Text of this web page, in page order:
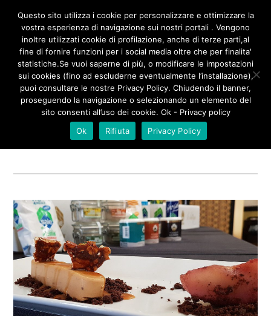
BAVARESE AL CIOCCOLATO
SU CIALDA CROCCATE DI
ANACARDI E PERA IN
RIDUZIONE DI VINO, LA
RICETTA
Questo sito utilizza i cookie per personalizzare e ottimizzare la
vostra esperienza di navigazione sui nostri portali . Vengono
inoltre utilizzati cookie di profilazione, anche di terze parti,al
fine di fornire funzioni per i social media oltre che per finalita'
statistiche.Se vuoi saperne di più, o modificare le impostazioni
sui cookies (fino ad escluderne eventualmente l’installazione),
puoi consultare le nostre Privacy Policy. Chiudendo il banner,
proseguendo la navigazione o selezionando un elemento del
sito consenti all’uso dei cookie. Ok - Privacy policy
Ok
Rifiuta Privacy Policy